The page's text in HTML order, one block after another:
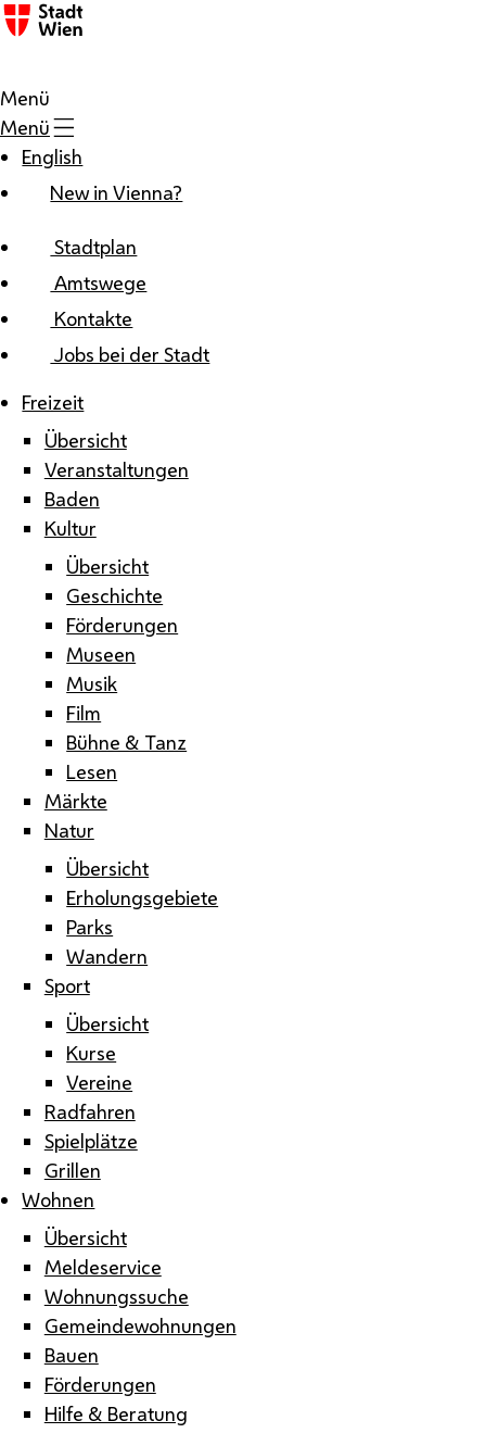
Zum Inhalt
Menü
Menü
English
New in Vienna?
Stadtplan
Amtswege
Kontakte
Jobs bei der Stadt
Freizeit
Übersicht
Veranstaltungen
Baden
Kultur
Übersicht
Geschichte
Förderungen
Museen
Musik
Film
Bühne & Tanz
Lesen
Märkte
Natur
Übersicht
Erholungsgebiete
Parks
Wandern
Sport
Übersicht
Kurse
Vereine
Radfahren
Spielplätze
Grillen
Wohnen
Übersicht
Meldeservice
Wohnungssuche
Gemeindewohnungen
Bauen
Förderungen
Hilfe & Beratung